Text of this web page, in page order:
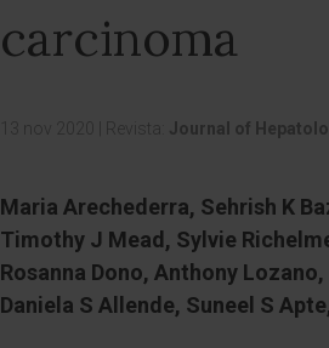
carcinoma
13 nov 2020 Revista: Journal of
Maria Arechederra, Sehrish K
Timothy J Mead, Sylvie
Rosanna Dono, Anthony
Daniela S Allende, Suneel S